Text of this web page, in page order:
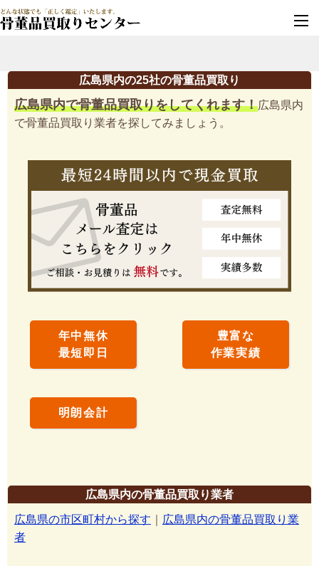
広島県内の25社の骨董品買取り
広島県内で骨董品買取りをしてくれます！広島県内
で骨董品買取り業者を探してみましょう。
年中無休
最短即日
豊富な
作業実績
明朗会計
広島県内の骨董品買取り業者
広島県の市区町村から探す
広島県内の骨董品買取り業
者